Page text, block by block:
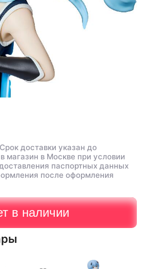
в наличии
доставки указан до
магазин в Москве при условии
паспортных данных
после оформления